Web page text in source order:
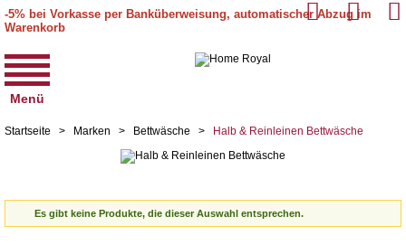
-5% bei Vorkasse per Banküberweisung, automatischer Abzug im
Warenkorb
Menü
Startseite > Marken > Bettwäsche > Halb & Reinleinen Bettwäsche
Es gibt keine Produkte, die dieser Auswahl entsprechen.